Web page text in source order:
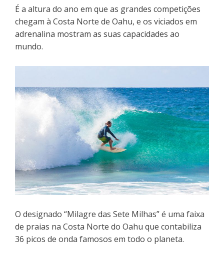
É a altura do ano em que as grandes competições
chegam à Costa Norte de Oahu, e os viciados em
adrenalina mostram as suas capacidades ao
mundo.
O designado “Milagre das Sete Milhas” é uma faixa
de praias na Costa Norte do Oahu que contabiliza
36 picos de onda famosos em todo o planeta.